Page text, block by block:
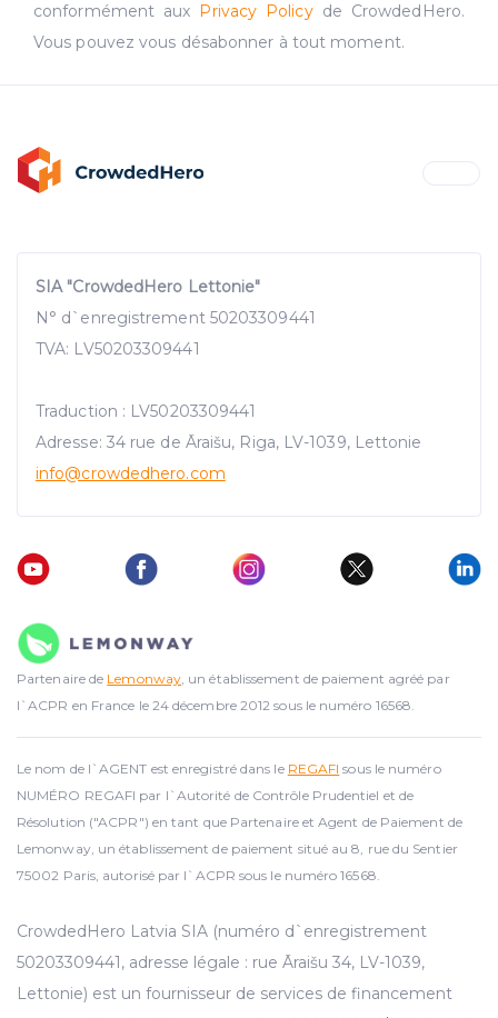
conformément aux Privacy Policyde CrowdedHero.
Vous pouvez vous désabonner à tout moment.
SIA "CrowdedHero Lettonie"
N° d`enregistrement 50203309441
TVA: LV50203309441
Traduction : LV50203309441
Adresse: 34 rue de Āraišu, Riga, LV-1039, Lettonie
info@crowdedhero.com
Partenaire de Lemonway, un établissement de paiement agréé par
l`ACPR en France le 24 décembre 2012 sous le numéro 16568.
Le nom de l`AGENT est enregistré dans le REGAFI sous le numéro
NUMÉRO REGAFI par l`Autorité de Contrôle Prudentiel et de
Résolution ("ACPR") en tant que Partenaire et Agent de Paiement de
Lemonway, un établissement de paiement situé au 8, rue du Sentier
75002 Paris, autorisé par l`ACPR sous le numéro 16568.
CrowdedHero Latvia SIA (numéro d`enregistrement
50203309441, adresse légale : rue Āraišu 34, LV-1039,
Lettonie) est un fournisseur de services de financement